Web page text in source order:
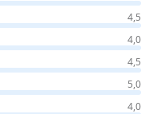
4,5
4,0
4,5
5,0
4,0